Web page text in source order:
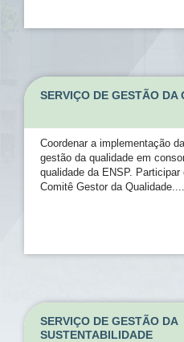
SERVIÇO DE GESTÃO DA
Coordenar a implementação
gestão da qualidade em
qualidade da ENSP.
Comitê Gestor da
SERVIÇO DE GESTÃO DA
SUSTENTABILIDADE